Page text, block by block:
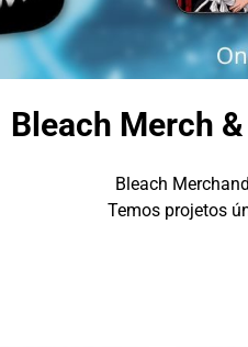
Bleach Merch
Bleach
Temos projetos